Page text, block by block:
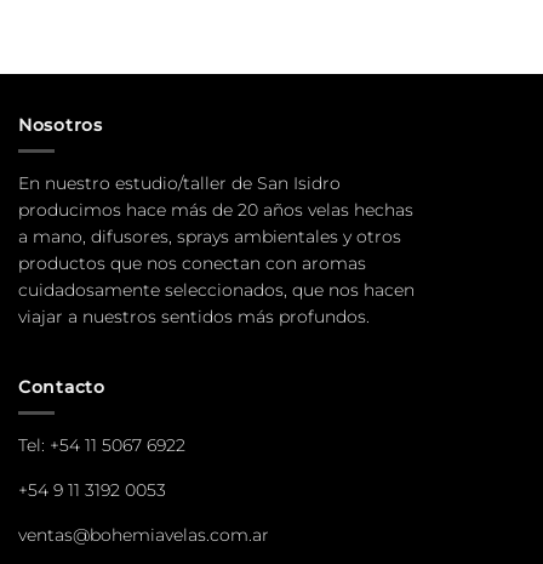
Nosotros
En nuestro estudio/taller de San Isidro
producimos hace más de 20 años velas hechas
a mano, difusores, sprays ambientales y otros
productos que nos conectan con aromas
cuidadosamente seleccionados, que nos hacen
viajar a nuestros sentidos más profundos.
Contacto
Tel: +54 11 5067 6922
+54 9 11 3192 0053
ventas@bohemiavelas.com.ar